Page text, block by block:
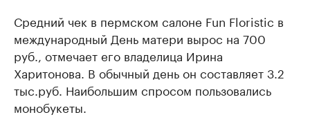
Средний чек в пермском салоне Fun Floristic в
международный День матери вырос на 700
руб., отмечает его владелица Ирина
Харитонова. В обычный день он составляет 3.2
тыс.руб. Наибольшим спросом пользовались
монобукеты.